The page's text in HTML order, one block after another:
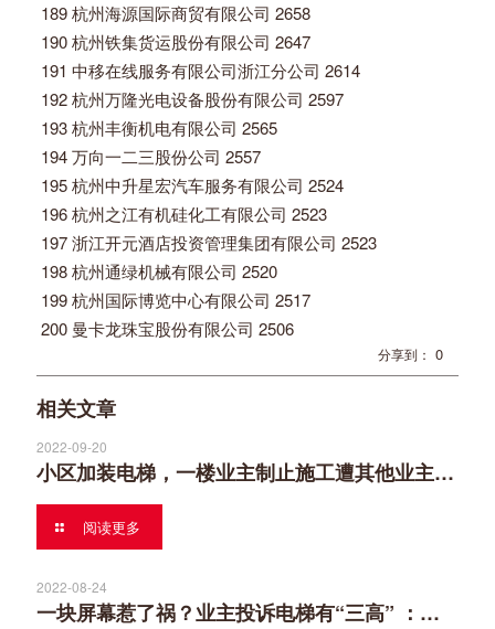
189 杭州海源国际商贸有限公司 2658
190 杭州铁集货运股份有限公司 2647
191 中移在线服务有限公司浙江分公司 2614
192 杭州万隆光电设备股份有限公司 2597
193 杭州丰衡机电有限公司 2565
194 万向一二三股份公司 2557
195 杭州中升星宏汽车服务有限公司 2524
196 杭州之江有机硅化工有限公司 2523
197 浙江开元酒店投资管理集团有限公司 2523
198 杭州通绿机械有限公司 2520
199 杭州国际博览中心有限公司 2517
200 曼卡龙珠宝股份有限公司 2506
分享到： 0
相关文章
2022-09-20
小区加装电梯，一楼业主制止施工遭其他业主起诉，民法典这样规定！
阅读更多
2022-08-24
一块屏幕惹了祸？业主投诉电梯有“三高” ：高辐射、高热量、高分贝